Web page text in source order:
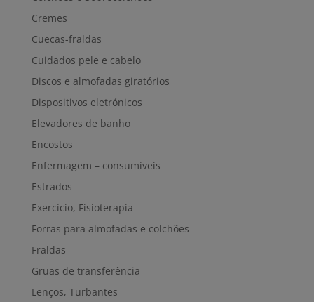
Cremes
Cuecas-fraldas
Cuidados pele e cabelo
Discos e almofadas giratórios
Dispositivos eletrónicos
Elevadores de banho
Encostos
Enfermagem – consumíveis
Estrados
Exercício, Fisioterapia
Forras para almofadas e colchões
Fraldas
Gruas de transferência
Lenços, Turbantes